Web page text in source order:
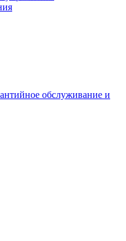
обслуживание и